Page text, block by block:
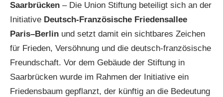
Saarbrücken – Die Union Stiftung beteiligt sich an der
Initiative Deutsch-Französische Friedensallee
Paris–Berlin und setzt damit ein sichtbares Zeichen
für Frieden, Versöhnung und die deutsch-französische
Freundschaft. Vor dem Gebäude der Stiftung in
Saarbrücken wurde im Rahmen der Initiative ein
Friedensbaum gepflanzt, der künftig an die Bedeutung